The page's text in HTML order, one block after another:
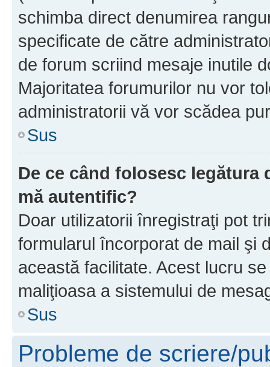
schimba direct denumirea
specificate de către
de forum scriind mesaje inutile
Majoritatea forumurilor nu vor
administratorii vă vor scădea
Sus
De ce când folosesc
mă autentific?
Doar utilizatorii înregistraţi pot
formularul încorporat de mail şi
această facilitate. Acest lucru
maliţioasa a sistemului de
Sus
Probleme de scriere/